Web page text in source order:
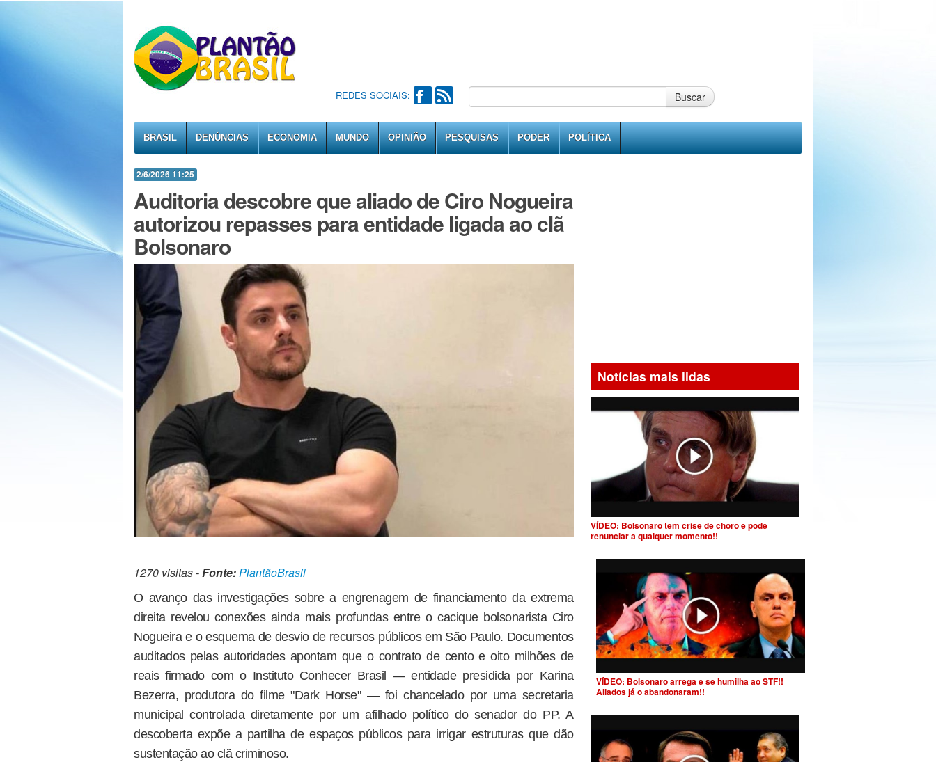
REDES SOCIAIS: Buscar
BRASIL DENÚNCIAS ECONOMIA MUNDO OPINIÃO PESQUISAS PODER POLÍTICA
2/6/2026 11:25
Auditoria descobre que aliado de Ciro Nogueira
autorizou repasses para entidade ligada ao clã
Bolsonaro
1270 visitas -Fonte:PlantãoBrasil
O avanço das investigações sobre a engrenagem de financiamento da extrema
direita revelou conexões ainda mais profundas entre o cacique bolsonarista Ciro
Nogueira e o esquema de desvio de recursos públicos em São Paulo. Documentos
auditados pelas autoridades apontam que o contrato de cento e oito milhões de
reais firmado com o Instituto Conhecer Brasil — entidade presidida por Karina
Bezerra, produtora do filme "Dark Horse" — foi chancelado por uma secretaria
municipal controlada diretamente por um afilhado político do senador do PP. A
descoberta expõe a partilha de espaços públicos para irrigar estruturas que dão
sustentação ao clã criminoso.
Notícias mais lidas
VÍDEO: Bolsonaro tem crise de choro e pode
renunciar a qualquer momento!!
VÍDEO: Bolsonaro arrega e se humilha ao STF!!
Aliados já o abandonaram!!